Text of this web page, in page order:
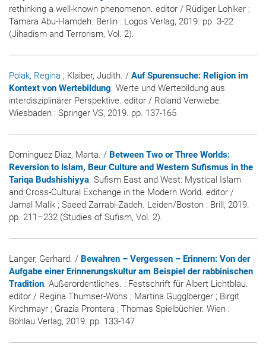
rethinking a well-known phenomenon. editor / Rüdiger Lohlker ;
Tamara Abu-Hamdeh. Berlin : Logos Verlag, 2019. pp. 3-22
(Jihadism and Terrorism, Vol. 2).
Polak, Regina ; Klaiber, Judith. / Auf Spurensuche: Religion im
Kontext von Wertebildung. Werte und Wertebildung aus
interdisziplinärer Perspektive. editor / Roland Verwiebe.
Wiesbaden : Springer VS, 2019. pp. 137-165
Dominguez Diaz, Marta. / Between Two or Three Worlds:
Reversion to Islam, Beur Culture and Western Sufismus in the
Tariqa Budshishiyya. Sufism East and West: Mystical Islam
and Cross-Cultural Exchange in the Modern World. editor /
Jamal Malik ; Saeed Zarrabi-Zadeh. Leiden/Boston : Brill, 2019.
pp. 211–232 (Studies of Sufism, Vol. 2).
Langer, Gerhard. / Bewahren – Vergessen – Erinnern: Von der
Aufgabe einer Erinnerungskultur am Beispiel der rabbinischen
Tradition. Außerordentliches. : Festschrift für Albert Lichtblau.
editor / Regina Thumser-Wöhs ; Martina Gugglberger ; Birgit
Kirchmayr ; Grazia Prontera ; Thomas Spielbüchler. Wien :
Böhlau Verlag, 2019. pp. 133-147